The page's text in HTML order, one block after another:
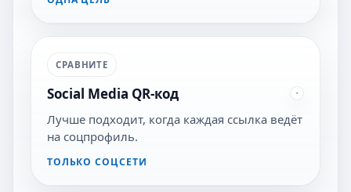
СРАВНИТЕ
Social Media QR-код
Лучше подходит, когда каждая ссылка ведёт
на соцпрофиль.
ТОЛЬКО СОЦСЕТИ